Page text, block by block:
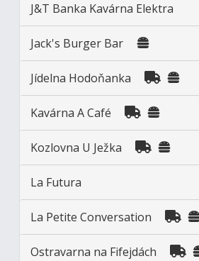
J&T Banka Kavárna Elektra
Jack's Burger Bar
Jídelna Hodoňanka
Kavárna A Café
Kozlovna U Ježka
La Futura
La Petite Conversation
Ostravarna na Fifejdách